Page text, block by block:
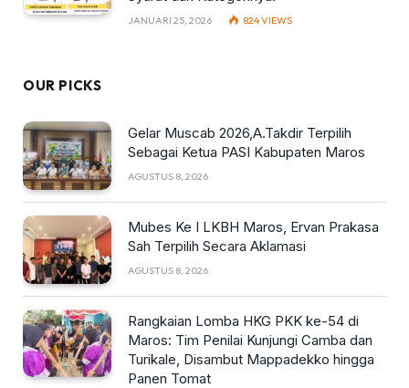
JANUARI 25, 2026 824VIEWS
OUR PICKS
Gelar Muscab 2026,A.Takdir Terpilih
Sebagai Ketua PASI Kabupaten Maros
AGUSTUS 8, 2026
Mubes Ke I LKBH Maros, Ervan Prakasa
Sah Terpilih Secara Aklamasi
AGUSTUS 8, 2026
Rangkaian Lomba HKG PKK ke-54 di
Maros: Tim Penilai Kunjungi Camba dan
Turikale, Disambut Mappadekko hingga
Panen Tomat